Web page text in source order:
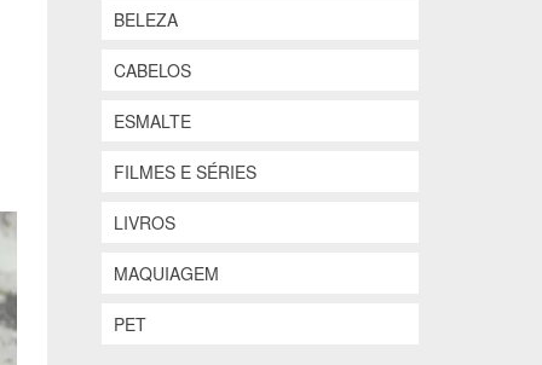
BELEZA
CABELOS
ESMALTE
FILMES E SÉRIES
LIVROS
MAQUIAGEM
PET